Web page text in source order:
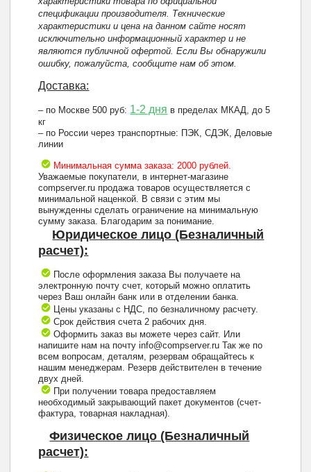
спецификации производителя. Технические
характеристики и цена на данном сайте носят
исключительно информационный характер и не
являются публичной офертой. Если Вы обнаружили
ошибку, пожалуйста, сообщите нам об этом.
Доставка:
– по Москве 500 руб: 1-2 дня в пределах МКАД, до 5
кг
– по России через транспортные: ПЭК, СДЭК, Деловые
линии
Минимальная сумма заказа: 2000 рублей.
Уважаемые покупатели, в интернет-магазине
compserver.ru продажа товаров осуществляется с
минимальной наценкой. В связи с этим мы
вынужденны сделать ограничение на минимальную
сумму заказа. Благодарим за понимание.
Юридическое лицо (Безналичный
расчет):
После оформления заказа Вы получаете на
электронную почту счет, который можно оплатить
через Ваш онлайн банк или в отделении банка.
Цены указаны с НДС, по безналичному расчету.
Срок действия счета 2 рабочих дня.
Оформить заказ вы можете через сайт. Или
напишите нам на почту info@compserver.ru Так же по
всем вопросам, деталям, резервам обращайтесь к
нашим менеджерам. Резерв действителен в течение
двух дней.
При получении товара предоставляем
необходимый закрывающий пакет документов (счет-
фактура, товарная накладная).
Физическое лицо (Безналичный
расчет):